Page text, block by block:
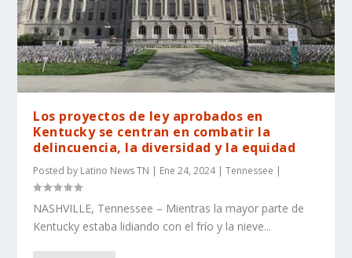
Los proyectos de ley aprobados en
Kentucky se centran en combatir la
delincuencia, la diversidad y la equidad
Posted by Latino News TN | Ene 24, 2024|Tennessee |
NASHVILLE, Tennessee – Mientras la mayor parte de
Kentucky estaba lidiando con el frío y la nieve...